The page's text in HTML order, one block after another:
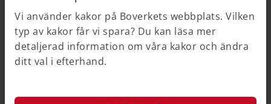
Vi använder kakor på Boverkets webbplats. Vilken
typ av kakor får vi spara? Du kan läsa mer
detaljerad information om våra kakor och ändra
ditt val i efterhand.
betydande miljöpåverkan eller inte. Undersökning
kallades tidigare för behovsbedömning.
Miljöbalk (1998:808) 6 kap. 5 §